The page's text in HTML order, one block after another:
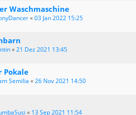
Waschmaschine
«03 Jan 2022 15:25
«21 Dez 2021 13:45
Semilia «26 Nov 2021 14:50
« 13 Sep 2021 11:54